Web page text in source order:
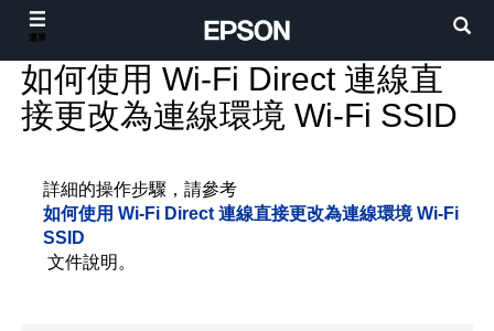
如何使用 Wi-Fi Direct 連線直
接更改為連線環境 Wi-Fi SSID
詳細的操作步驟，請參考
如何使用 Wi-Fi Direct 連線直接更改為連線環境 Wi-Fi
SSID
文件說明。